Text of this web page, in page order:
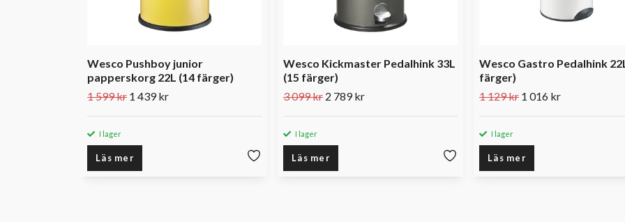
Wesco Pushboy junior
papperskorg 22L (14 färger)
1 599 kr 1 439 kr
I lager
Läs mer
Wesco Kickmaster Pedalhink 33L
(15 färger)
3 099 kr 2 789 kr
I lager
Läs mer
Wesco Gastro Pedalhink
färger)
1 129 kr 1 016 kr
I lager
Läs mer